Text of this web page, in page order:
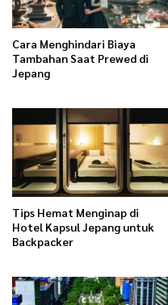
Cara Menghindari Biaya
Tambahan Saat Prewed di
Jepang
Tips Hemat Menginap di
Hotel Kapsul Jepang untuk
Backpacker